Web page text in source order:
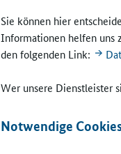
Sie können hier
Informationen helfen uns
den folgenden Link:
Wer unsere Dienstleister
Notwendige